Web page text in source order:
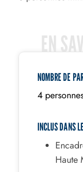
EN
NOMBRE DE
4
INCLUS DANS
Haute